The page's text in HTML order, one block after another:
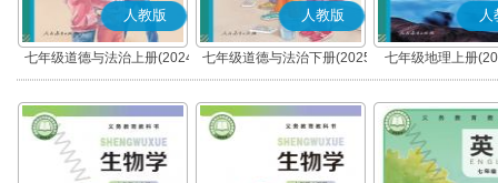
人教版
七年级道德与法治上册(2024
秋版)(部编版)
人教版
七年级道德与法治下册(2025
春版)(部编版)
人
七年级地理上册